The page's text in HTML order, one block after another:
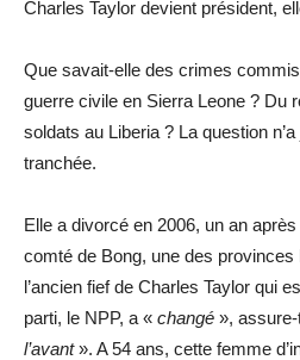
Charles Taylor devient président,
Que savait-elle des crimes
guerre civile en Sierra Leone ? Du
soldats au Liberia ? La question
tranchée.
Elle a divorcé en 2006, un an
comté de Bong, une des
l’ancien fief de Charles Taylor qui
parti, le NPP, a « changé »,
l’avant». A 54 ans, cette femme